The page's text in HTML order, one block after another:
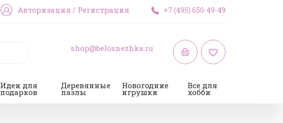
Авторизация / Регистрация +7 (495) 650-49-49
shop@belosnezhka.ru
Идеи для
подарков
Деревянные
пазлы
Новогодние
игрушки
Все для
хобби